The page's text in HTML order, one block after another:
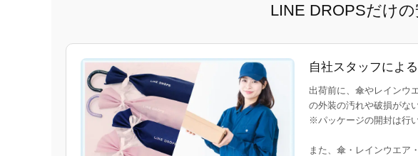
LINE DROPSだけ
自社スタッフによ
出荷前に、傘やレインウ
の外装の汚れや破損がな
※パッケージの開封は行い
また、傘・レインウエア